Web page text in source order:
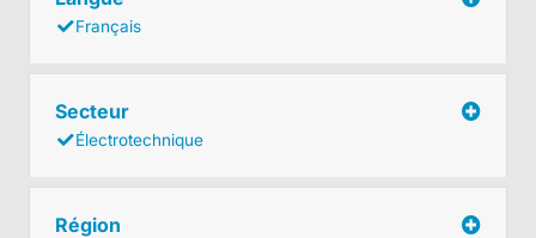
Français
Secteur
Électrotechnique
Région